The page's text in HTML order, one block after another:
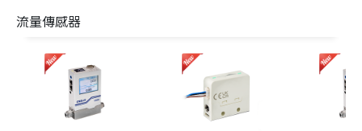
流量傳感器